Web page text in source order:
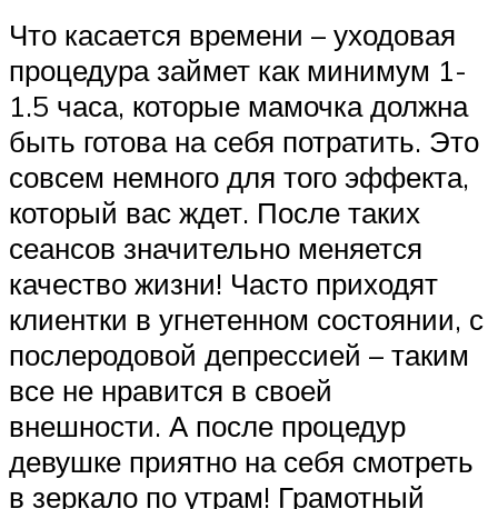
Что касается времени – уходовая
процедура займет как минимум 1-
1.5 часа, которые мамочка должна
быть готова на себя потратить. Это
совсем немного для того эффекта,
который вас ждет. После таких
сеансов значительно меняется
качество жизни! Часто приходят
клиентки в угнетенном состоянии, с
послеродовой депрессией – таким
все не нравится в своей
внешности. А после процедур
девушке приятно на себя смотреть
в зеркало по утрам! Грамотный